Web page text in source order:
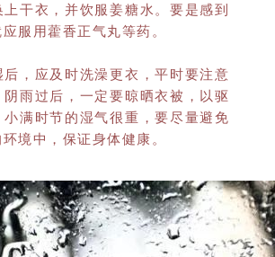
干衣，并饮服姜糖水。要是感到
服用藿香正气丸等药。
后，应及时洗澡更衣，平时要注意
雨过后，一定要晾晒衣被，以驱
满时节的湿气很重，要尽量避免
境中，保证身体健康。